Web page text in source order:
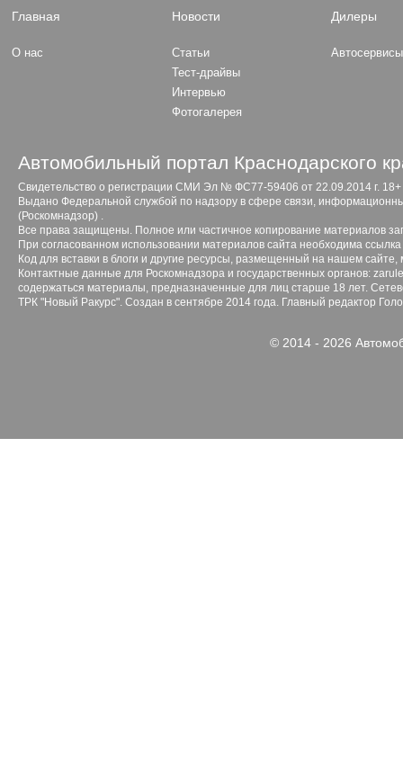
Главная
О нас
Новости
Статьи
Тест-драйвы
Интервью
Фотогалерея
Дилеры
Автосервисы
Автомобильный портал Краснодарского
Свидетельство о регистрации СМИ Эл № ФС77-59406 от 22.09.2014 г. 18+
Выдано Федеральной службой по надзору в сфере связи,
(Роскомнадзор) .
Все права защищены. Полное или частичное копирование материалов
При согласованном использовании материалов сайта необходима ссылка
Код для вставки в блоги и другие ресурсы, размещенный на нашем сайте,
Контактные данные для Роскомнадзора и государственных органов:
содержаться материалы, предназначенные для лиц старше 18 лет.
ТРК "Новый Ракурс". Создан в сентябре 2014 года. Главный редактор
© 2014 - 2026